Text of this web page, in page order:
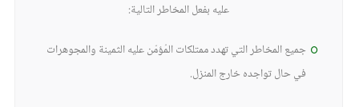
عليه بفعل المخاطر التالية:
جميع المخاطر التي تهدد ممتلكات المُؤمّن عليه الثمينة والمجوهرات
في حال تواجده خارج المنزل.